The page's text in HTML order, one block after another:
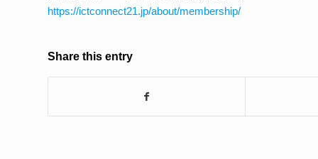
https://ictconnect21.jp/about/membership/
Share this entry